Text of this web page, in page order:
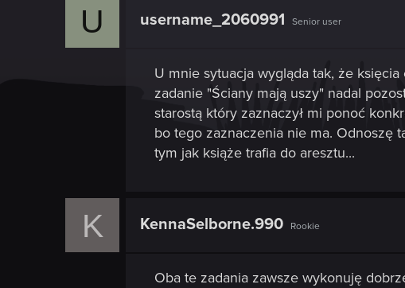
U username_2060991 Senior user
U mnie sytuacja wygląda tak, że
zadanie "Ściany mają uszy" nadal
starostą który zaznaczył mi ponoć
bo tego zaznaczenia nie ma. Odnoszę
tym jak książe trafia do aresztu...
K KennaSelborne.990 Rookie
Oba te zadania zawsze wykonuję